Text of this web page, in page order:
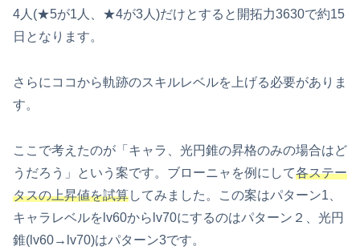
4人(★5が1人、★4が3人)だけとすると開拓力3630で約15
日となります。
さらにココから軌跡のスキルレベルを上げる必要がありま
す。
ここで考えたのが「キャラ、光円錐の昇格のみの場合はど
うだろう」という案です。ブローニャを例にして各ステー
タスの上昇値を試算してみました。この案はパターン1、
キャラレベルをlv60からlv70にするのはパターン２、光円
錐(lv60→lv70)はパターン3です。